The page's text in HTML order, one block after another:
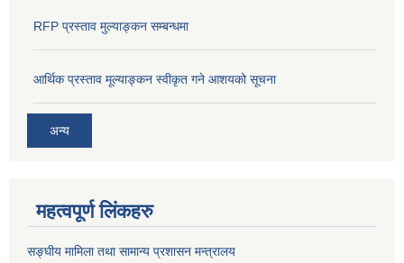
RFP प्रस्ताव मुल्याङ्कन सम्बन्धमा
आर्थिक प्रस्ताव मूल्याङ्कन स्वीकृत गने आशयको सूचना
अन्य
महत्वपूर्ण लिंकहरु
सङ्‍घीय मामिला तथा सामान्य प्रशासन मन्त्रालय